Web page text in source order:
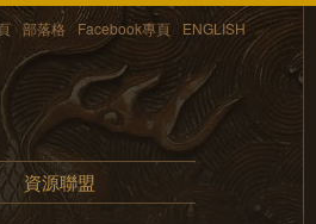
部落格 Facebook專頁 ENGLISH
資源聯盟